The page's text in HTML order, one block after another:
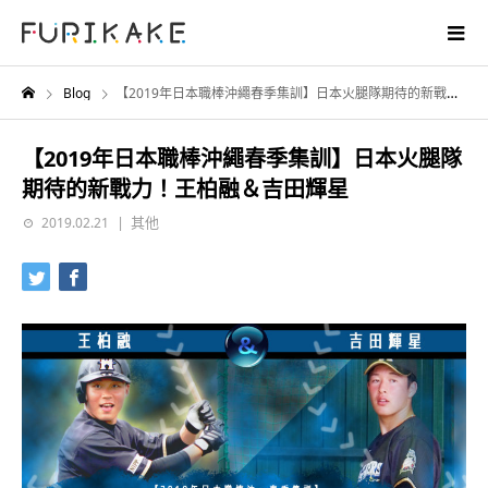
Blog 【2019年日本職棒沖繩春季集訓】日本火腿隊期待的新戰力！王柏融＆吉田輝星
【2019年日本職棒沖繩春季集訓】日本火腿隊
期待的新戰力！王柏融＆吉田輝星
2019.02.21 其他